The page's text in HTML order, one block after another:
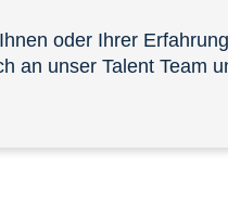
oder Ihrer
an unser Talent Team